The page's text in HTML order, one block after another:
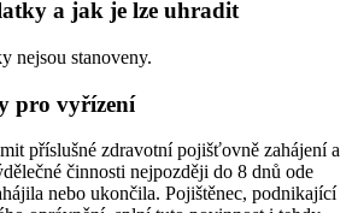
a jak je lze uhradit
nejsou stanoveny.
pro vyřízení
příslušné zdravotní pojišťovně zahájení a
činnosti nejpozději do 8 dnů ode
nebo ukončila. Pojištěnec, podnikající